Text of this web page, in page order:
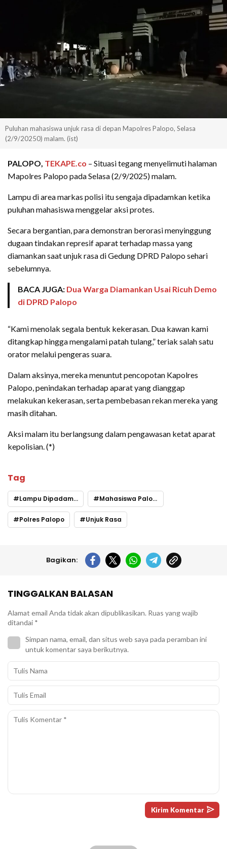
Puluhan mahasiswa unjuk rasa di depan Mapolres Palopo, Selasa
(2/9/20250) malam. (ist)
PALOPO, TEKAPE.co – Situasi tegang menyelimuti halaman
Mapolres Palopo pada Selasa (2/9/2025) malam.
Lampu di area markas polisi itu sengaja dipadamkan ketika
puluhan mahasiswa menggelar aksi protes.
Secara bergantian, para demonstran berorasi menyinggung
dugaan tindakan represif aparat terhadap massa yang
diamankan saat unjuk rasa di Gedung DPRD Palopo sehari
sebelumnya.
BACA JUGA: Dua Warga Diamankan Usai Ricuh Demo
di DPRD Palopo
“Kami menolak segala bentuk kekerasan. Dua kawan kami
ditangkap hingga mengalami patah tulang,” teriak salah satu
orator melalui pengeras suara.
Dalam aksinya, mereka menuntut pencopotan Kapolres
Palopo, penindakan terhadap aparat yang dianggap
melakukan kekerasan, serta pembebasan rekan mereka yang
masih ditahan.
Aksi malam itu berlangsung dalam pengawasan ketat aparat
kepolisian. (*)
Tag
Lampu Dipadamkan Mahasiswa Palopo
Polres Palopo Unjuk Rasa
Bagikan:
TINGGALKAN BALASAN
Alamat email Anda tidak akan dipublikasikan. Ruas yang wajib
ditandai *
Simpan nama, email, dan situs web saya pada peramban ini
untuk komentar saya berikutnya.